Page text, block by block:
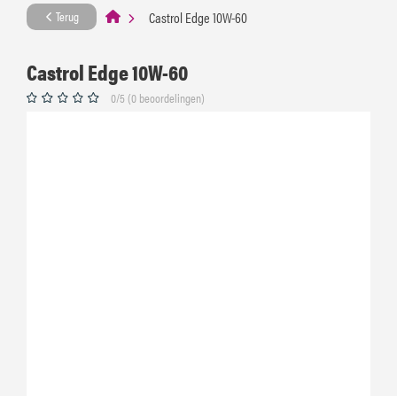
Terug Castrol Edge 10W-60
Castrol Edge 10W-60
0/5 (0 beoordelingen)